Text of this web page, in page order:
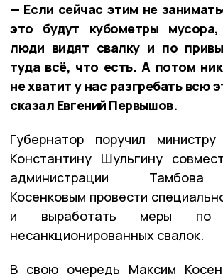
— Если сейчас этим не
это будут кубометры
люди видят свалку и по
туда всё, что есть. А потом
не хватит у нас разгребать всю
сказал Евгений Первышов.
Губернатор поручил
Константину Шульгину
администрации
Косенковым провести
и выработать меры по
несанкционированных свалок.
В свою очередь Максим